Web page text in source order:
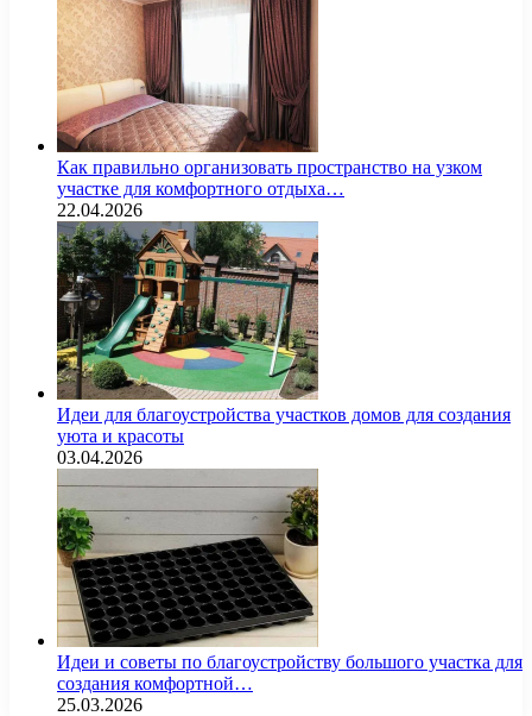
Как правильно организовать пространство на узком
участке для комфортного отдыха…
22.04.2026
Идеи для благоустройства участков домов для создания
уюта и красоты
03.04.2026
Идеи и советы по благоустройству большого участка для
создания комфортной…
25.03.2026